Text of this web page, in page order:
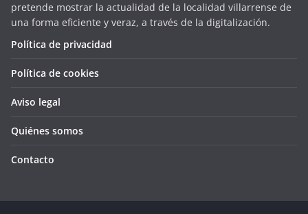
pretende mostrar la actualidad de la localidad villarrense de
una forma eficiente y veraz, a través de la digitalización.
Política de privacidad
Política de cookies
Aviso legal
Quiénes somos
Contacto